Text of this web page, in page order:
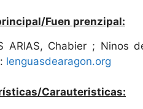
Fuen prenzipal:
ARIAS, Chabier ; Ninos
lenguasdearagon.org
Carauteristicas: